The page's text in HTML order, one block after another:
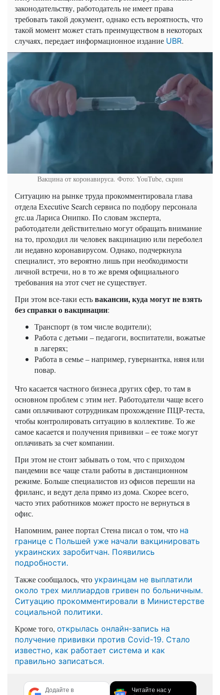
законодательству, работодатель не имеет права
требовать такой документ, однако есть вероятность, что
такой момент может стать преимуществом в некоторых
случаях, передает информационное издание UBR.
Вакцина от коронавируса. Фото: YouTube, скрин
Ситуацию на рынке труда прокомментировала глава
отдела Executive Search сервиса по подбору персонала
grc.ua Лариса Онипко. По словам эксперта,
работодатели действительно могут обращать внимание
на то, проходил ли человек вакцинацию или переболел
ли недавно коронавирусом. Однако, подчеркнула
специалист, это вероятно лишь при необходимости
личной встречи, но в то же время официального
требования на этот счет не существует.
При этом все-таки естьвакансии, куда могут не взять
без справки о вакцинации:
Транспорт (в том числе водители);
Работа с детьми – педагоги, воспитатели, вожатые
в лагерях;
Работа в семье – например, гувернантка, няня или
повар.
Что касается частного бизнеса других сфер, то там в
основном проблем с этим нет. Работодатели чаще всего
сами оплачивают сотрудникам прохождение ПЦР-теста,
чтобы контролировать ситуацию в коллективе. То же
самое касается и получения прививки – ее тоже могут
оплачивать за счет компании.
При этом не стоит забывать о том, что с приходом
пандемии все чаще стали работы в дистанционном
режиме. Больше специалистов из офисов перешли на
фриланс, и ведут дела прямо из дома. Скорее всего,
часто этих работников может просто не вернуться в
офис.
Напомним, ранее портал Стена писал о том, что на
границе с Польшей уже начали вакцинировать
украинских заробитчан. Появились
подробности.
Также сообщалось, что украинцам не выплатили
около трех миллиардов гривен по больничным.
Ситуацию прокомментировали в Министерстве
социальной политики.
Кроме того, открылась онлайн-запись на
получение прививки против Covid-19. Стало
известно, как работает система и как
правильно записаться.
Додайте в Читайте нас у